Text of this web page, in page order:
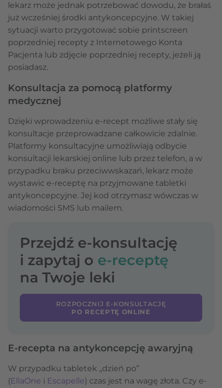
lekarz może jednak potrzebować dowodu, że brałaś
już wcześniej środki antykoncepcyjne. W takiej
sytuacji warto przygotować sobie printscreen
poprzedniej recepty z Internetowego Konta
Pacjenta lub zdjęcie poprzedniej recepty, jeżeli ją
posiadasz.
Konsultacja za pomocą platformy
medycznej
Dzięki wprowadzeniu e-recept możliwe stały się
konsultacje przeprowadzane całkowicie zdalnie.
Platformy konsultacyjne umożliwiają odbycie
konsultacji lekarskiej online lub przez telefon, a w
przypadku braku przeciwwskazań, lekarz może
wystawic e-receptę na przyjmowane tabletki
antykoncepcyjne. Jej kod otrzymasz wówczas w
wiadomości SMS lub mailem.
Przejdź e-konsultację
i zapytaj o e-receptę
na Twoje leki
ROZPOCZNIJ E-KONSULTACJĘ
PO RECEPTĘ ONLINE
E-recepta na antykoncepcję awaryjną
W przypadku tabletek „dzień po”
(EllaOne i Escapelle) czas jest na wagę złota. Czy e-